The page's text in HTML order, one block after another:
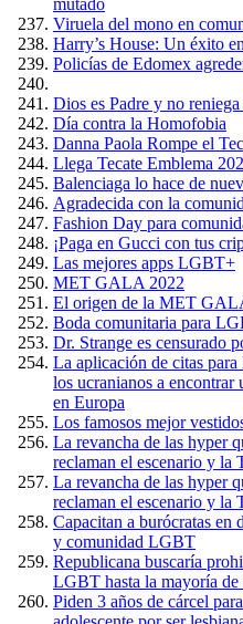
mutado
Viruela del mono en
Harry’s House: Un éxito
Policías de Edomex
Dios es Padre y no
Día contra la Homofobia
Danna Paola Rompe el
Llega Tecate Emblema
Balenciaga lo hace de
Agradecida con la
Fashion Day para
¡Paga en Gucci con tus
Las mejores apps LGBT+
MET GALA 2022
El origen de la MET
Boda comunitaria para
Dr. Strange es censurado
La aplicación de citas
los ucranianos a
en Europa
Los famosos mejor
La revancha de las hyper
reclaman el escenario y
La revancha de las hyper
reclaman el escenario y
Capacitan a burócratas en
y comunidad LGBT
Republicana buscaría
LGBT hasta la mayoría de
Piden 3 años de cárcel